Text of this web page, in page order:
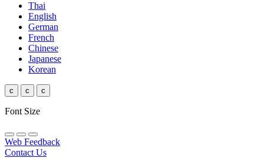
Thai
English
German
French
Chinese
Japanese
Korean
c c c
Font Size
Web Feedback
Contact Us